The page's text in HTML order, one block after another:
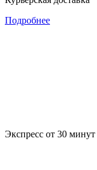
Подробнее
Экспресс от 30 минут